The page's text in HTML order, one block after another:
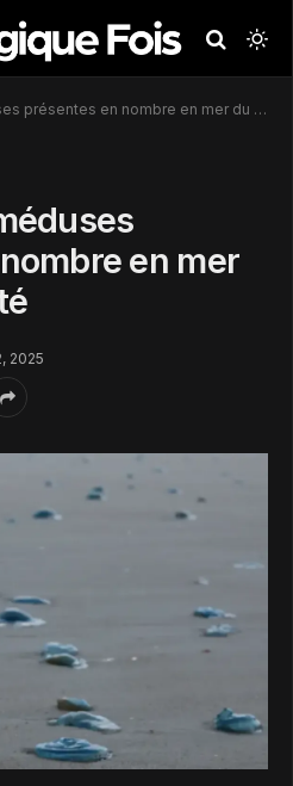
en nombre en mer du Nord cet été
en mer
2025